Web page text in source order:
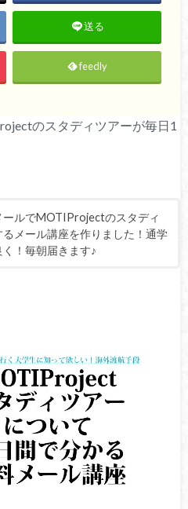
送る
feedly
のスタディツアーが毎日1
ールでMOTIProjectのスタディ
メール講座を作りました！通学
！毎朝届きます♪